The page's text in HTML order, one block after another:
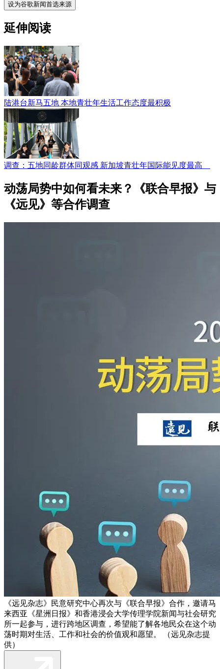
设为谷歌新闻首选来源
延伸阅读
陆港台新马五地 本地青壮年生活工作态度最积极
调查：五地同龄群体同观感 新加坡青壮年国际能见度最高
动荡局势中如何看未来？《联合早报》与
《远见》等合作调查
《远见杂志》民意研究中心再次与《联合早报》合作，邀请马
来西亚《星洲日报》和香港浸会大学传理学院新闻与社会研究
所一起参与，进行跨地区调查，希望能了解各地民众在这个动
荡时期对生活、工作和社会的价值观和愿望。 （远见杂志提
供）